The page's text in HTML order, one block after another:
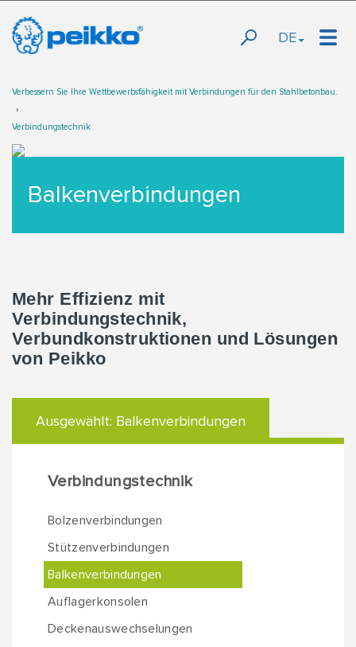
DE
Verbessern Sie Ihre Wettbewerbsfähigkeit mit Verbindungen für den Stahlbetonbau.
Verbindungstechnik
Balkenverbindungen
Mehr Effizienz mit
Verbindungstechnik,
Verbundkonstruktionen und Lösungen
von Peikko
Ausgewählt: Balkenverbindungen
Verbindungstechnik
Bolzenverbindungen
Stützenverbindungen
Balkenverbindungen
Auflagerkonsolen
Deckenauswechselungen